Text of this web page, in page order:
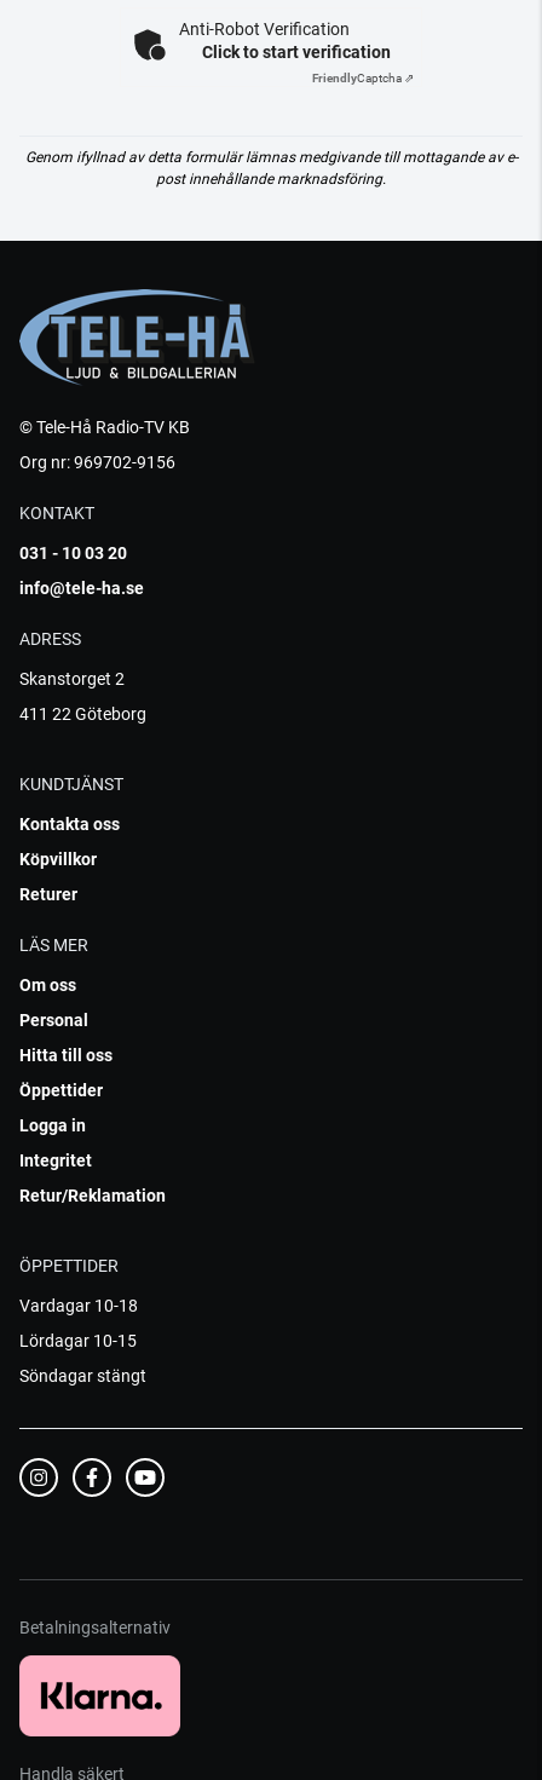
Anti-Robot Verification
Click to start verification
FriendlyCaptcha ⇗
Genom ifyllnad av detta formulär lämnas medgivande till mottagande av e-
post innehållande marknadsföring.
© Tele-Hå Radio-TV KB
Org nr: 969702-9156
KONTAKT
031 - 10 03 20
info@tele-ha.se
ADRESS
Skanstorget 2
411 22 Göteborg
KUNDTJÄNST
Kontakta oss
Köpvillkor
Returer
LÄS MER
Om oss
Personal
Hitta till oss
Öppettider
Logga in
Integritet
Retur/Reklamation
ÖPPETTIDER
Vardagar 10-18
Lördagar 10-15
Söndagar stängt
Betalningsalternativ
Handla säkert